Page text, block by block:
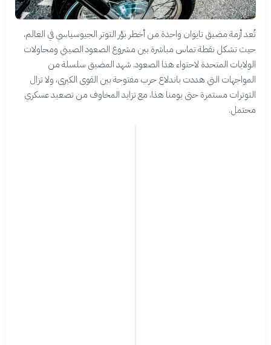
تُعد أزمة مضيق تايوان واحدة من أخطر بؤر التوتر الجيوسياسي في العالم،
حيث تشكل نقطة تماس مباشرة بين مشروع الصعود الصيني ومحاولات
الولايات المتحدة لاحتواء هذا الصعود. شهد المضيق سلسلة من
المواجهات التي هددت باندلاع حرب مفتوحة بين القوى الكبرى، ولا تزال
التوترات مستمرة حتى يومنا هذا، مع تزايد المخاوف من تصعيد عسكري
محتمل.